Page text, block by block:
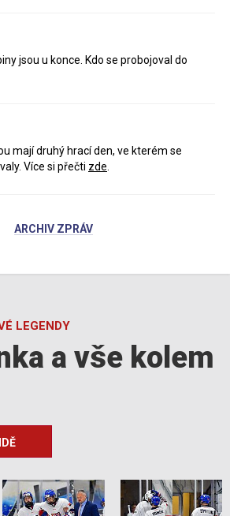
jsou u konce. Kdo se probojoval do
mají druhý hrací den, ve kterém se
Více si přečti zde
ARCHIV ZPRÁV
LEGENDY
a vše kolem